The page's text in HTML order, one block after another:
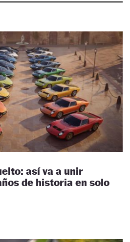
así va a unir
de historia en solo